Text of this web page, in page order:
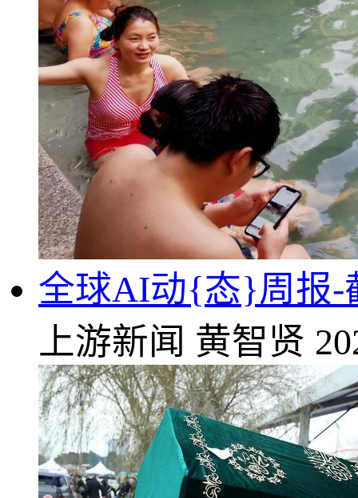
全球AI动{态}周报-
上游新闻 黄智贤